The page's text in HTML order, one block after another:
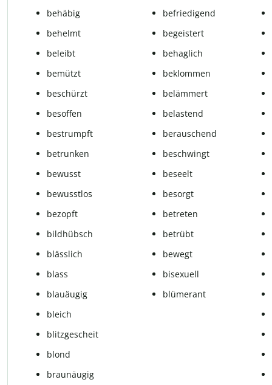
behäbig
behelmt
beleibt
bemützt
beschürzt
besoffen
bestrumpft
betrunken
bewusst
bewusstlos
bezopft
bildhübsch
blässlich
blass
blauäugig
bleich
blitzgescheit
blond
braunäugig
befriedigend
begeistert
behaglich
beklommen
belämmert
belastend
berauschend
beschwingt
beseelt
besorgt
betreten
betrübt
bewegt
bisexuell
blümerant